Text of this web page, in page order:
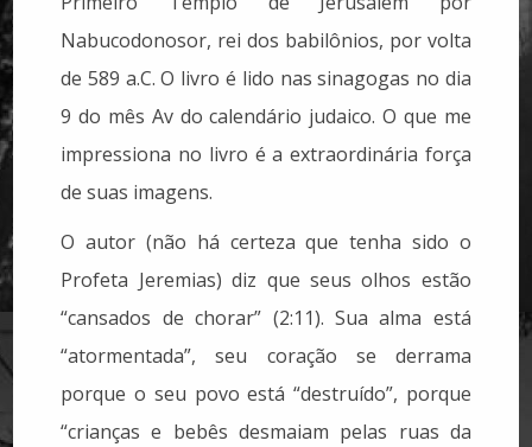
Nabucodonosor, rei dos babilônios, por volta
de 589 a.C. O livro é lido nas sinagogas no dia
9 do mês Av do calendário judaico. O que me
impressiona no livro é a extraordinária força
de suas imagens.
O autor (não há certeza que tenha sido o
Profeta Jeremias) diz que seus olhos estão
“cansados de chorar” (2:11). Sua alma está
“atormentada”, seu coração se derrama
porque o seu povo está “destruído”, porque
“crianças e bebês desmaiam pelas ruas da